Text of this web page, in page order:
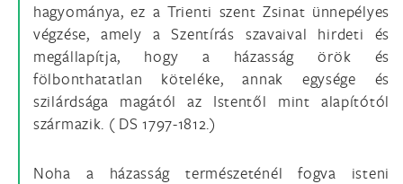
hagyománya, ez a Trienti szent Zsinat ünnepélyes
végzése, amely a Szentírás szavaival hirdeti és
megállapítja, hogy a házasság örök és
fölbonthatatlan köteléke, annak egysége és
szilárdsága magától az Istentől mint alapítótól
származik. ( DS 1797-1812.)
Noha a házasság természeténél fogva isteni